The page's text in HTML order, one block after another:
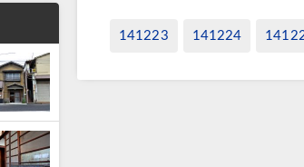
141223 141224